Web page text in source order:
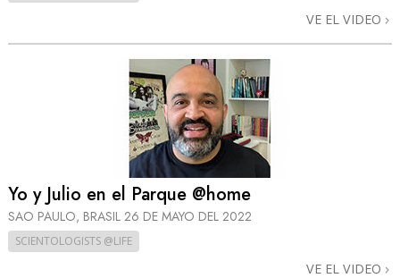
VE EL VIDEO
Yo y Julio en el Parque @home
SAO PAULO, BRASIL 26 DE MAYO DEL 2022
SCIENTOLOGISTS @LIFE
VE EL VIDEO